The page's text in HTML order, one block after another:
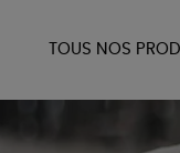
TOUS NOS